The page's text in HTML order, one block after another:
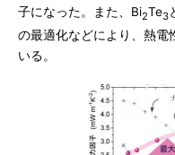
子になった。また、Bi2Te3
の最適化などにより、熱電
いる。